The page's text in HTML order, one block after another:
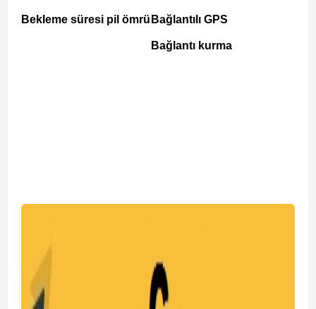
Bekleme süresi pil ömrü Bağlantılı GPS
Bağlantı kurma